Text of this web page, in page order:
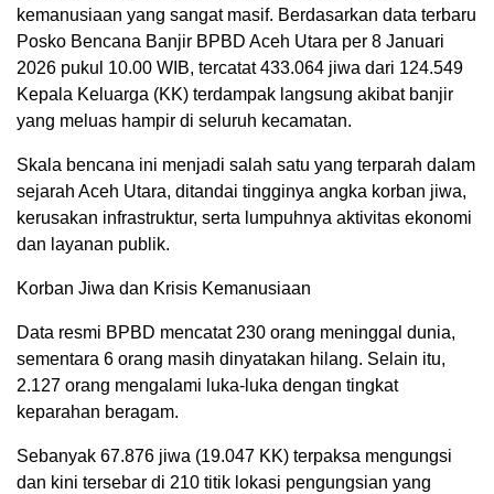
kemanusiaan yang sangat masif. Berdasarkan data terbaru
Posko Bencana Banjir BPBD Aceh Utara per 8 Januari
2026 pukul 10.00 WIB, tercatat 433.064 jiwa dari 124.549
Kepala Keluarga (KK) terdampak langsung akibat banjir
yang meluas hampir di seluruh kecamatan.
Skala bencana ini menjadi salah satu yang terparah dalam
sejarah Aceh Utara, ditandai tingginya angka korban jiwa,
kerusakan infrastruktur, serta lumpuhnya aktivitas ekonomi
dan layanan publik.
Korban Jiwa dan Krisis Kemanusiaan
Data resmi BPBD mencatat 230 orang meninggal dunia,
sementara 6 orang masih dinyatakan hilang. Selain itu,
2.127 orang mengalami luka-luka dengan tingkat
keparahan beragam.
Sebanyak 67.876 jiwa (19.047 KK) terpaksa mengungsi
dan kini tersebar di 210 titik lokasi pengungsian yang